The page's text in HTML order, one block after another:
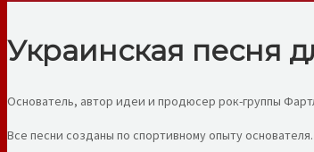
Украинская песня
Основатель, автор идеи и продюсер рок-группы
Все песни созданы по спортивному опыту